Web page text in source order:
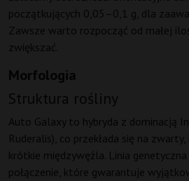
początkujących 0,05–0,1 g, dla
Zawsze warto rozpocząć od małej
zwiększać.
Morfologia
Struktura rośliny
Auto Galaxy to hybryda z dominacją
Ruderalis), co przekłada się na
krótkie międzywęźla. Linia
połączenie, które gwarantuje